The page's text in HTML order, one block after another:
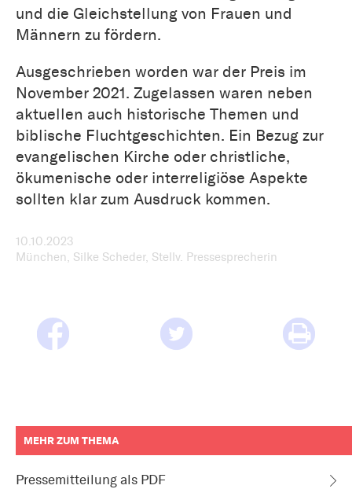
und die Gleichstellung von Frauen und
Männern zu fördern.
Ausgeschrieben worden war der Preis im
November 2021. Zugelassen waren neben
aktuellen auch historische Themen und
biblische Fluchtgeschichten. Ein Bezug zur
evangelischen Kirche oder christliche,
ökumenische oder interreligiöse Aspekte
sollten klar zum Ausdruck kommen.
10.10.2023
München, Silke Scheder, Stellv. Pressesprecherin
MEHR ZUM THEMA
zum
Pressemitteilung als PDF